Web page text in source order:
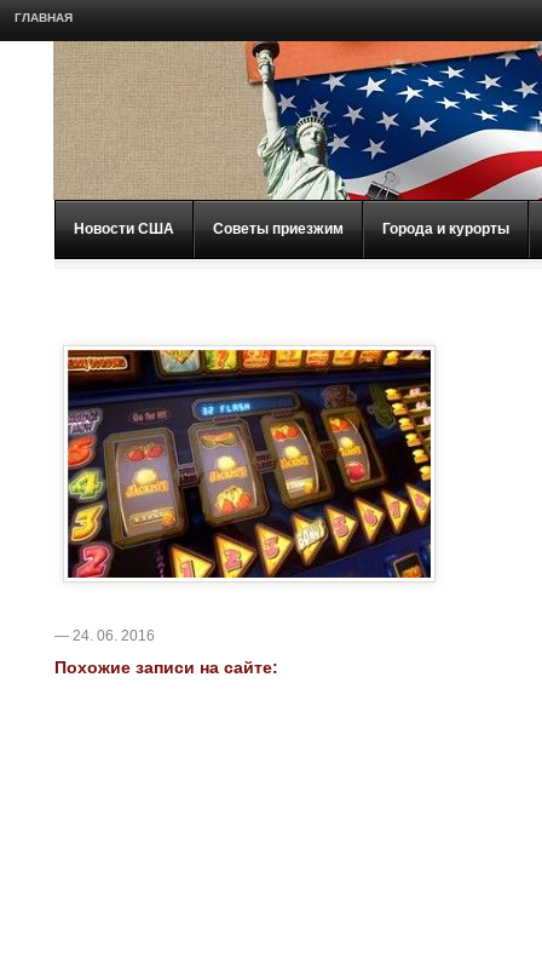
ГЛАВНАЯ
Новости США Советы приезжим Города и курорты
— 24. 06. 2016
Похожие записи на сайте: